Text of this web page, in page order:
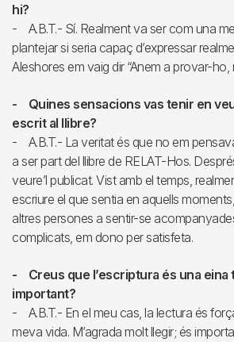
hi?
- A.B.T.- Sí. Realment va ser com una
plantejar si seria capaç d’expressar
Aleshores em vaig dir “Anem a provar-ho,
- Quines sensacions vas tenir en
escrit al llibre?
- A.B.T.- La veritat és que no em
a ser part del llibre de RELAT-Hos.
veure’l publicat. Vist amb el temps,
escriure el que sentia en aquells
altres persones a sentir-se
complicats, em dono per satisfeta.
- Creus que l’escriptura és una eina
important?
- A.B.T.- En el meu cas, la lectura és
meva vida. M’agrada molt llegir; és